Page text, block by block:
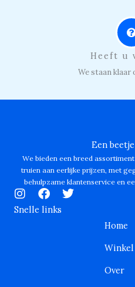
Heeft u
We staan klaar
Een
We bieden een breed
truien aan eerlijke prijzen, met
behulpzame klantenservice en
I
n
s
F
a
c
T
Snelle links
Home
Winkel
Over